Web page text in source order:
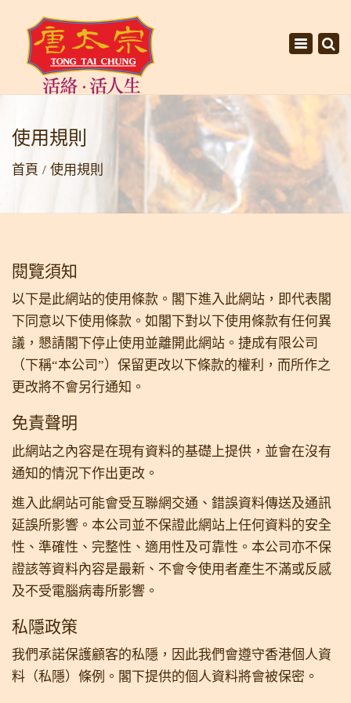
Toggle
使用規則
首頁 使用規則
閱覽須知
以下是此網站的使用條款。閣下進入此網站，即代表閣
下同意以下使用條款。如閣下對以下使用條款有任何異
議，懇請閣下停止使用並離開此網站。捷成有限公司
（下稱“本公司”）保留更改以下條款的權利，而所作之
更改將不會另行通知。
免責聲明
此網站之內容是在現有資料的基礎上提供，並會在沒有
通知的情況下作出更改。
進入此網站可能會受互聯網交通、錯誤資料傳送及通訊
延誤所影響。本公司並不保證此網站上任何資料的安全
性、準確性、完整性、適用性及可靠性。本公司亦不保
證該等資料內容是最新、不會令使用者產生不滿或反感
及不受電腦病毒所影響。
私隱政策
我們承諾保護顧客的私隱，因此我們會遵守香港個人資
料（私隱）條例。閣下提供的個人資料將會被保密。